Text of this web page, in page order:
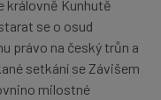
královně Kunhutě
se o osud
právo na český trůn a
setkání se Závišem
milostné